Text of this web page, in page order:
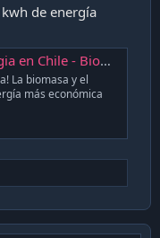
de energía
Biomass Technology
La biomasa y el
más económica